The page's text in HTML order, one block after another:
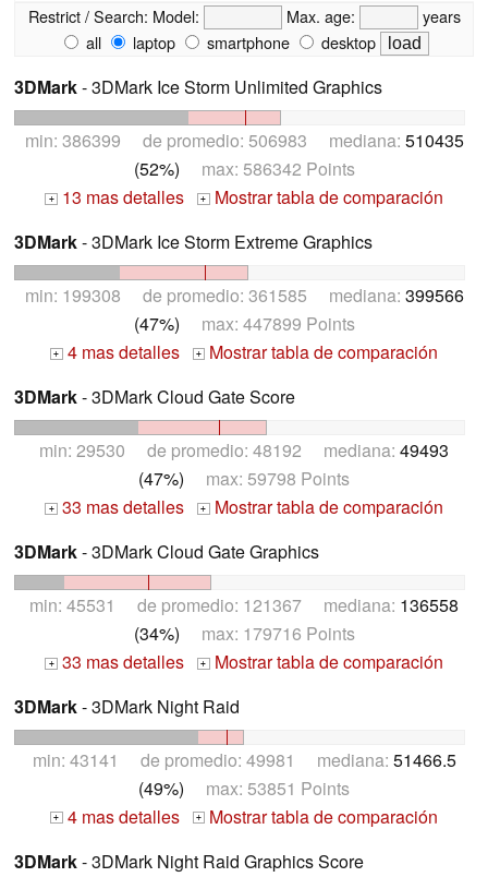
Restrict / Search: Model: Max. age:
years
all
laptop smartphone desktop
3DMark- 3DMark Ice Storm Unlimited Graphics
min: 386399 de promedio: 506983 mediana: 510435
(52%) max: 586342 Points
+ 13 mas detalles + Mostrar tabla de comparación
3DMark- 3DMark Ice Storm Extreme Graphics
min: 199308 de promedio: 361585 mediana: 399566
(47%) max: 447899 Points
+ 4 mas detalles +
Mostrar tabla de comparación
3DMark- 3DMark Cloud Gate Score
min: 29530 de promedio: 48192 mediana: 49493
(47%) max: 59798 Points
+ 33 mas detalles + Mostrar tabla de comparación
3DMark- 3DMark Cloud Gate Graphics
min: 45531 de promedio: 121367 mediana: 136558
(34%) max: 179716 Points
+ 33 mas detalles + Mostrar tabla de comparación
3DMark- 3DMark Night Raid
min: 43141 de promedio: 49981 mediana: 51466.5
(49%) max: 53851 Points
+ 4 mas detalles +
Mostrar tabla de comparación
3DMark- 3DMark Night Raid Graphics Score